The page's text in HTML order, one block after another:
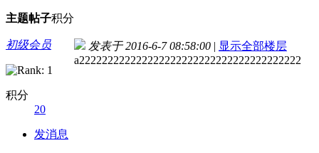
主题帖子积分
初级会员
积分
20
发消息
发表于 2016-6-7 08:58:00 | 显示全部楼层
a222222222222222222222222222222222222222